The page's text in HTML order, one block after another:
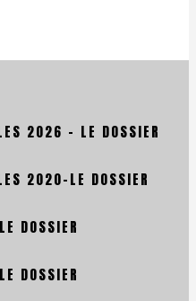
2026 – LE DOSSIER
2020-LE DOSSIER
DOSSIER
DOSSIER